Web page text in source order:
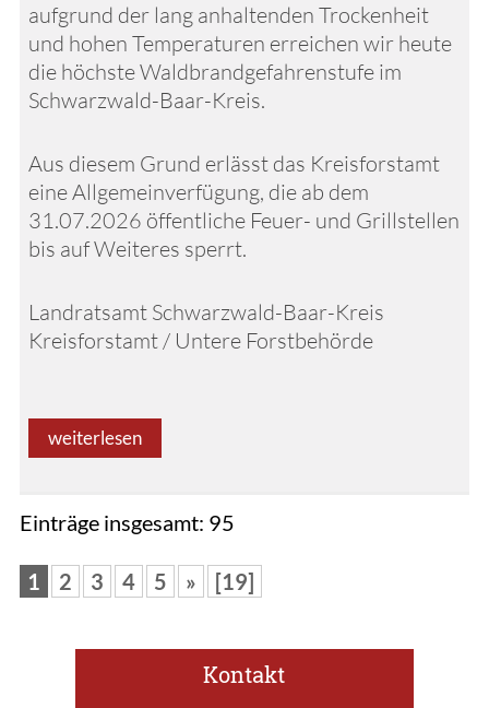
aufgrund der lang anhaltenden Trockenheit
und hohen Temperaturen erreichen wir heute
die höchste Waldbrandgefahrenstufe im
Schwarzwald-Baar-Kreis.
Aus diesem Grund erlässt das Kreisforstamt
eine Allgemeinverfügung, die ab dem
31.07.2026 öffentliche Feuer- und Grillstellen
bis auf Weiteres sperrt.
Landratsamt Schwarzwald-Baar-Kreis
Kreisforstamt / Untere Forstbehörde
weiterlesen
Einträge insgesamt: 95
1 2 3 4 5 » [19]
Kontakt